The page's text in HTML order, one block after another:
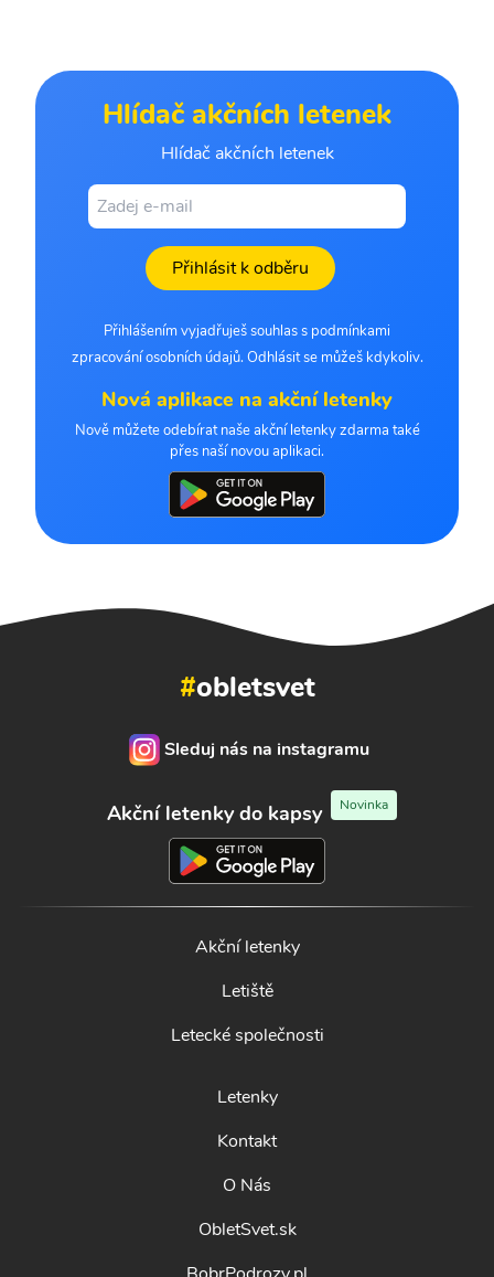
Hlídač akčních letenek
Hlídač akčních letenek
Přihlásit k odběru
Přihlášením vyjadřuješ souhlas s podmínkami
zpracování osobních údajů. Odhlásit se můžeš kdykoliv.
Nová aplikace na akční letenky
Nově můžete odebírat naše akční letenky zdarma také
přes naší novou aplikaci.
#obletsvet
Sleduj nás na instagramu
Akční letenky do kapsy Novinka
Akční letenky
Letiště
Letecké společnosti
Letenky
Kontakt
O Nás
ObletSvet.sk